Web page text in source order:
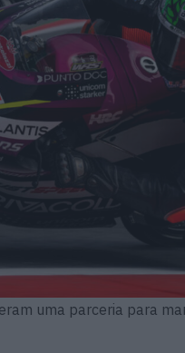
uma parceria para